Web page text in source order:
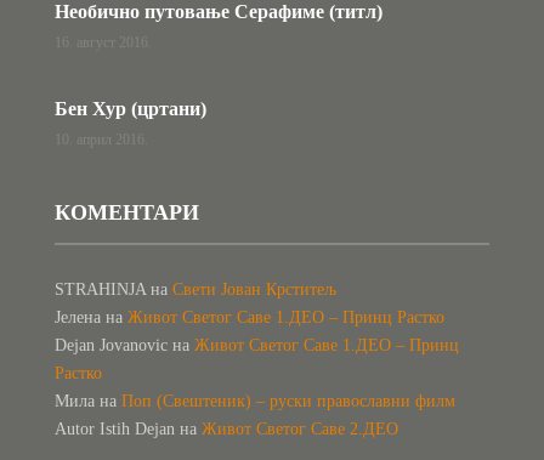
Необично путовање Серафиме (титл)
16. август 2016.
Бен Хур (цртани)
10. април 2016.
КОМЕНТАРИ
STRAHINJAна Свети Јован Крститељ
Јеленана Живот Светог Саве 1.ДЕО – Принц Растко
Dejan Jovanovicна Живот Светог Саве 1.ДЕО – Принц
Растко
Милана Поп (Свештеник) – руски православни филм
Autor Istih Dejanна Живот Светог Саве 2.ДЕО